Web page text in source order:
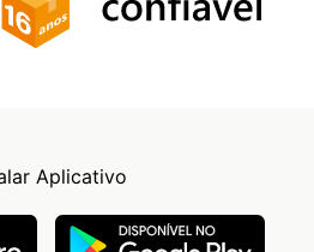
Aplicativo